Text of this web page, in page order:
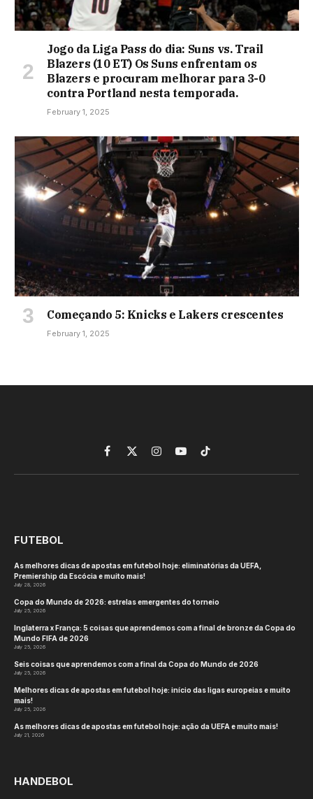
Jogo da Liga Pass do dia: Suns vs. Trail
Blazers (10 ET) Os Suns enfrentam os
Blazers e procuram melhorar para 3-0
contra Portland nesta temporada.
February 1, 2025
Começando 5: Knicks e Lakers crescentes
February 1, 2025
Facebook
X
(Twitter)
InstagramYouTubeTikTok
FUTEBOL
As melhores dicas de apostas em futebol hoje: eliminatórias da UEFA,
Premiership da Escócia e muito mais!
July 28, 2026
Copa do Mundo de 2026: estrelas emergentes do torneio
July 25, 2026
Inglaterra x França: 5 coisas que aprendemos com a final de bronze da Copa do
Mundo FIFA de 2026
July 25, 2026
Seis coisas que aprendemos com a final da Copa do Mundo de 2026
July 25, 2026
Melhores dicas de apostas em futebol hoje: início das ligas europeias e muito
mais!
July 25, 2026
As melhores dicas de apostas em futebol hoje: ação da UEFA e muito mais!
July 21, 2026
HANDEBOL